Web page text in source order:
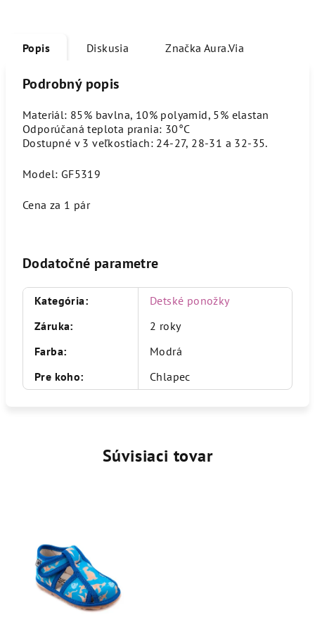
Popis Diskusia Značka Aura.Via
Podrobný popis
Materiál: 85% bavlna, 10% polyamid, 5% elastan
Odporúčaná teplota prania: 30°C
Dostupné v 3 veľkostiach: 24-27, 28-31 a 32-35.
Model: GF5319
Cena za 1 pár
Dodatočné parametre
Kategória:
Detské ponožky
Záruka:
2 roky
Farba:
Modrá
Pre koho: Chlapec
Súvisiaci tovar